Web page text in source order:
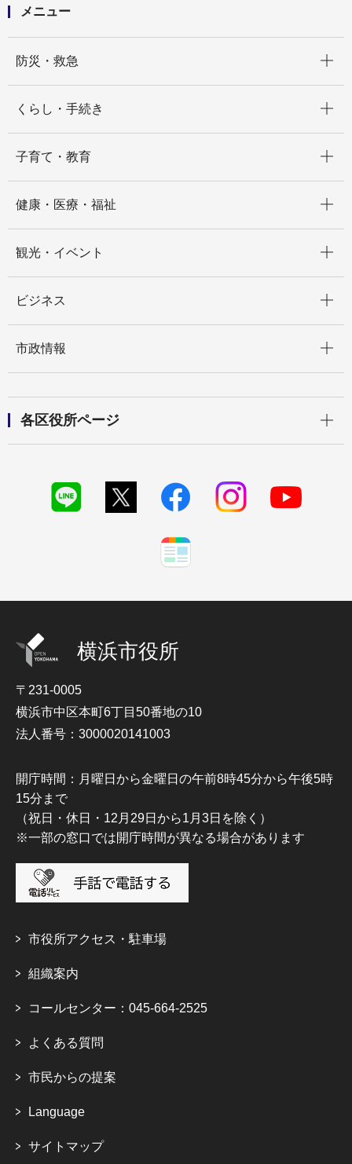
メニュー
防災・救急
くらし・手続き
子育て・教育
健康・医療・福祉
観光・イベント
ビジネス
市政情報
各区役所ページ
横浜市役所
〒231-0005
横浜市中区本町6丁目50番地の10
法人番号：3000020141003
開庁時間：月曜日から金曜日の午前8時45分から午後5時
15分まで
（祝日・休日・12月29日から1月3日を除く）
※一部の窓口では開庁時間が異なる場合があります
市役所アクセス・駐車場
組織案内
コールセンター：045-664-2525
よくある質問
市民からの提案
Language
サイトマップ